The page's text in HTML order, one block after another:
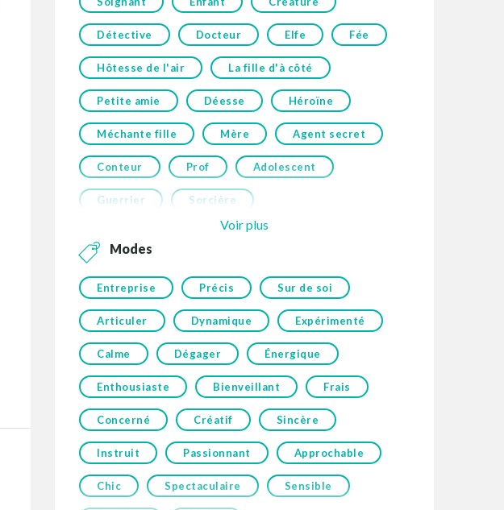
Détective Docteur Elfe Fée
Hôtesse de l'air La fille d'à côté
Petite amie Déesse Héroïne
Méchante fille Mère Agent secret
Conteur Prof Adolescent
Guerrier Sorcière
Voir plus
Modes
Entreprise Précis Sur de soi
Articuler Dynamique Expérimenté
Calme Dégager Énergique
Enthousiaste Bienveillant Frais
Concerné Créatif Sincère
Instruit Passionnant Approchable
Chic Spectaculaire Sensible